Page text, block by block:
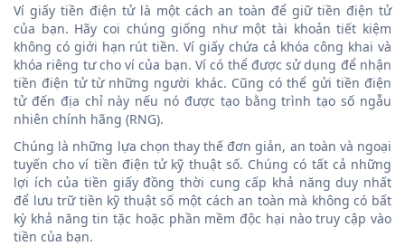
Ví giấy tiền điện tử là một cách an toàn để giữ tiền điện tử
của bạn. Hãy coi chúng giống như một tài khoản tiết kiệm
không có giới hạn rút tiền. Ví giấy chứa cả khóa công khai và
khóa riêng tư cho ví của bạn. Ví có thể được sử dụng để nhận
tiền điện tử từ những người khác. Cũng có thể gửi tiền điện
tử đến địa chỉ này nếu nó được tạo bằng trình tạo số ngẫu
nhiên chính hãng (RNG).
Chúng là những lựa chọn thay thế đơn giản, an toàn và ngoại
tuyến cho ví tiền điện tử kỹ thuật số. Chúng có tất cả những
lợi ích của tiền giấy đồng thời cung cấp khả năng duy nhất
để lưu trữ tiền kỹ thuật số một cách an toàn mà không có bất
kỳ khả năng tin tặc hoặc phần mềm độc hại nào truy cập vào
tiền của bạn.